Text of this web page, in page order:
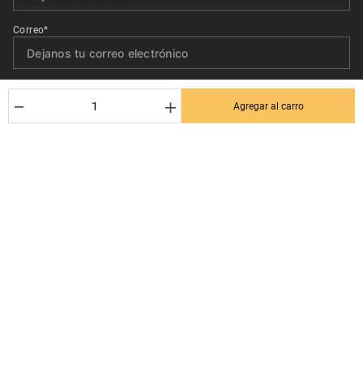
＋
－ Agregar al carro
Correo*
Quiero recibir el newsletter con promociones.